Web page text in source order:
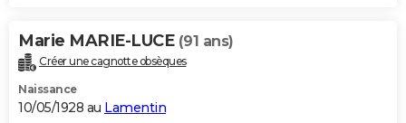
Marie MARIE-LUCE (91 ans)
Créer une cagnotte obsèques
Naissance
10/05/1928 au Lamentin